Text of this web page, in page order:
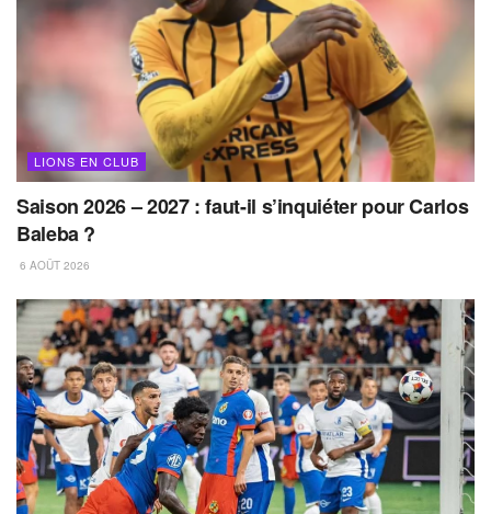
LIONS EN CLUB
Saison 2026 – 2027 : faut-il s’inquiéter pour Carlos
Baleba ?
6 AOÛT 2026